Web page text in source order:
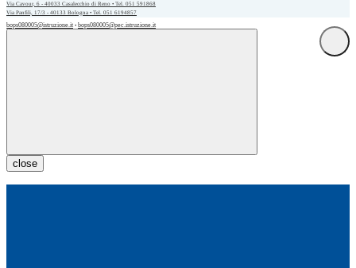
Via Cavour, 6 - 40033 Casalecchio di Reno • Tel. 051 591868
Via Panfili, 17/3 - 40133 Bologna • Tel. 051 6194857
bops080005@istruzione.it • bops080005@pec.istruzione.it
close